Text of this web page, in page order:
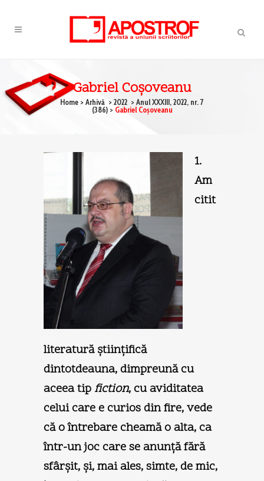
Gabriel Coşoveanu
Home > Arhivă > 2022 > Anul XXXIII, 2022, nr. 7
(386)> Gabriel Coşoveanu
1.
Am
citit
literatură ştiinţifică
dintotdeauna, dimpreună cu
aceea tip fiction, cu aviditatea
celui care e curios din fire, vede
că o întrebare cheamă o alta, ca
într-un joc care se anunţă fără
sfârşit, şi, mai ales, simte, de mic,